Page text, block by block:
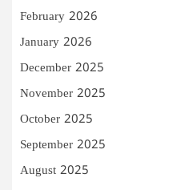
February 2026
January 2026
December 2025
November 2025
October 2025
September 2025
August 2025